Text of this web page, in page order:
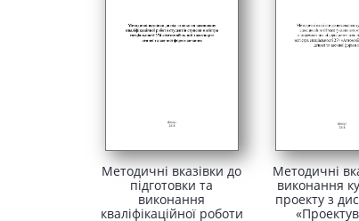
Методичні вказівки до
підготовки та
виконання
кваліфікаційної роботи
Методичні
виконання
проекту з